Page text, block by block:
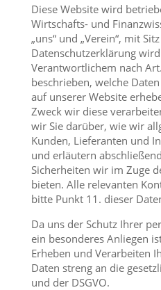
Diese Website wird
Wirtschafts- und
„uns“ und „Verein“, mit
Datenschutzerklärung
Verantwortlichem nach
beschrieben, welche
auf unserer Website
Zweck wir diese
wir Sie darüber, wie wir
Kunden, Lieferanten und
und erläutern
Sicherheiten wir im Zuge
bieten. Alle relevanten
bitte Punkt 11. dieser
Da uns der Schutz Ihrer
ein besonderes Anliegen
Erheben und Verarbeiten
Daten streng an die
und der DSGVO.